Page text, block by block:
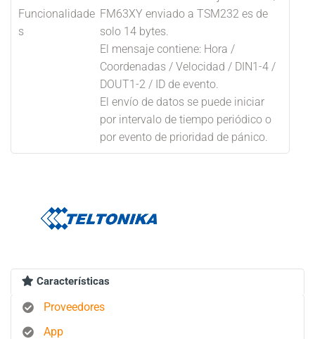
Funcionalidade
s
FM63XY enviado a TSM232 es de
solo 14 bytes.
El mensaje contiene: Hora /
Coordenadas / Velocidad / DIN1-4 /
DOUT1-2 / ID de evento.
El envío de datos se puede iniciar
por intervalo de tiempo periódico o
por evento de prioridad de pánico.
Características
Proveedores
App